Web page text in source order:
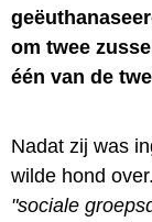
om twee
één van de
Nadat zij was
wilde hond
"sociale